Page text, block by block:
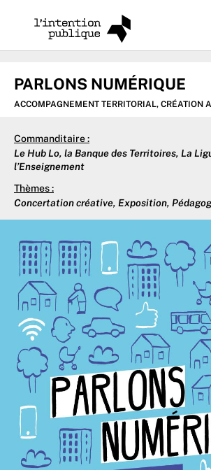
PARLONS NUMÉRIQUE
ACCOMPAGNEMENT TERRITORIAL, CRÉATION
Commanditaire :
Le Hub Lo, la Banque des Territoires, La
l’Enseignement
Thèmes :
Concertation créative, Exposition,